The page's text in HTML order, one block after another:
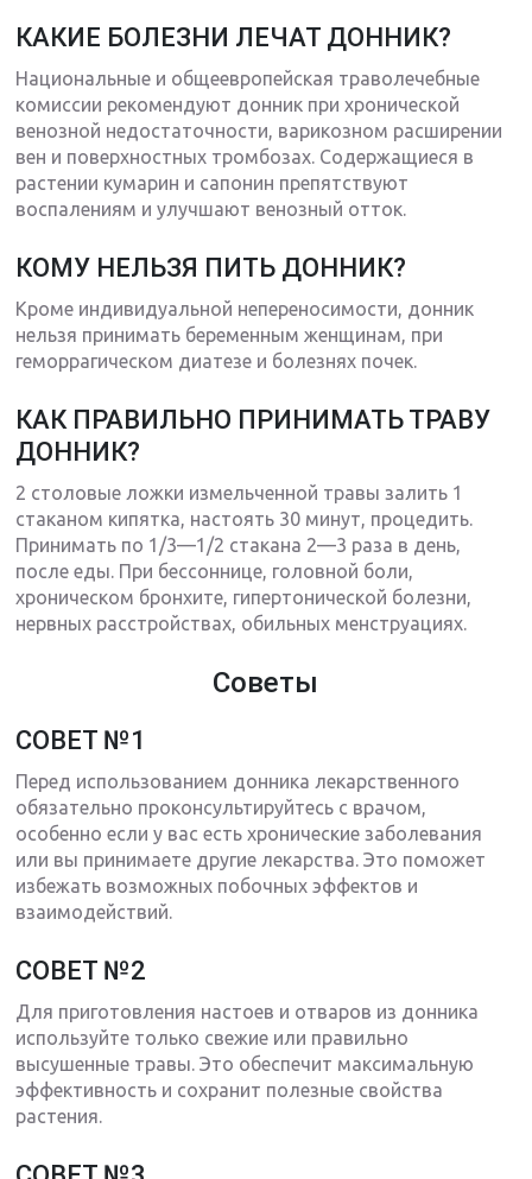
КАКИЕ БОЛЕЗНИ ЛЕЧАТ ДОННИК?
Национальные и общеевропейская траволечебные
комиссии рекомендуют донник при хронической
венозной недостаточности, варикозном расширении
вен и поверхностных тромбозах. Содержащиеся в
растении кумарин и сапонин препятствуют
воспалениям и улучшают венозный отток.
КОМУ НЕЛЬЗЯ ПИТЬ ДОННИК?
Кроме индивидуальной непереносимости, донник
нельзя принимать беременным женщинам, при
геморрагическом диатезе и болезнях почек.
КАК ПРАВИЛЬНО ПРИНИМАТЬ ТРАВУ
ДОННИК?
2 столовые ложки измельченной травы залить 1
стаканом кипятка, настоять 30 минут, процедить.
Принимать по 1/3—1/2 стакана 2—3 раза в день,
после еды. При бессоннице, головной боли,
хроническом бронхите, гипертонической болезни,
нервных расстройствах, обильных менструациях.
Советы
СОВЕТ №1
Перед использованием донника лекарственного
обязательно проконсультируйтесь с врачом,
особенно если у вас есть хронические заболевания
или вы принимаете другие лекарства. Это поможет
избежать возможных побочных эффектов и
взаимодействий.
СОВЕТ №2
Для приготовления настоев и отваров из донника
используйте только свежие или правильно
высушенные травы. Это обеспечит максимальную
эффективность и сохранит полезные свойства
растения.